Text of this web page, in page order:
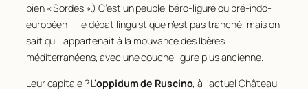
bien « Sordes ».) C’est un peuple ibéro-ligure ou pré-indo-
européen — le débat linguistique n’est pas tranché, mais on
sait qu’il appartenait à la mouvance des Ibères
méditerranéens, avec une couche ligure plus ancienne.
Leur capitale ? L’oppidum de Ruscino, à l’actuel Château-